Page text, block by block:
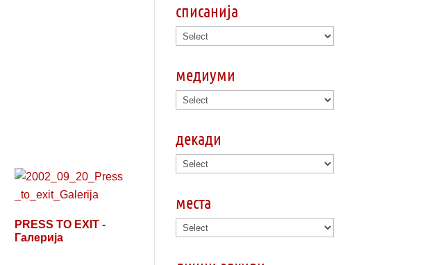
PRESS TO EXIT -
Галерија
списанија
медиуми
декади
места